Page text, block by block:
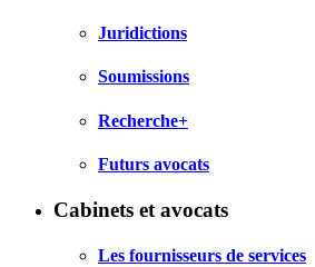
Juridictions
Soumissions
Recherche+
Futurs avocats
Cabinets et avocats
Les fournisseurs de services